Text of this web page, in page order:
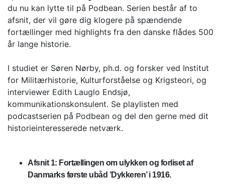
du nu kan lytte til på Podbean. Serien består af to
afsnit, der vil gøre dig klogere på spændende
fortællinger med highlights fra den danske flådes 500
år lange historie.
I studiet er Søren Nørby, ph.d. og forsker ved Institut
for Militærhistorie, Kulturforståelse og Krigsteori, og
interviewer Edith Lauglo Endsjø,
kommunikationskonsulent. Se playlisten med
podcastserien på Podbean og del den gerne med dit
historieinteresserede netværk.
Afsnit 1: Fortællingen om ulykken og forliset af
Danmarks første ubåd ’Dykkeren’ i 1916.